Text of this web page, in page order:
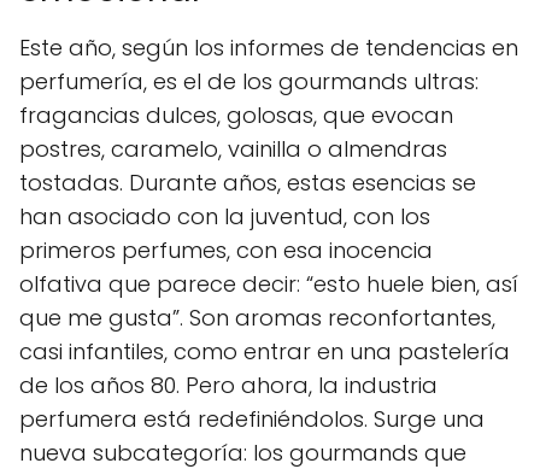
Este año, según los informes de tendencias en
perfumería, es el de los gourmands ultras:
fragancias dulces, golosas, que evocan
postres, caramelo, vainilla o almendras
tostadas. Durante años, estas esencias se
han asociado con la juventud, con los
primeros perfumes, con esa inocencia
olfativa que parece decir: “esto huele bien, así
que me gusta”. Son aromas reconfortantes,
casi infantiles, como entrar en una pastelería
de los años 80. Pero ahora, la industria
perfumera está redefiniéndolos. Surge una
nueva subcategoría: los gourmands que